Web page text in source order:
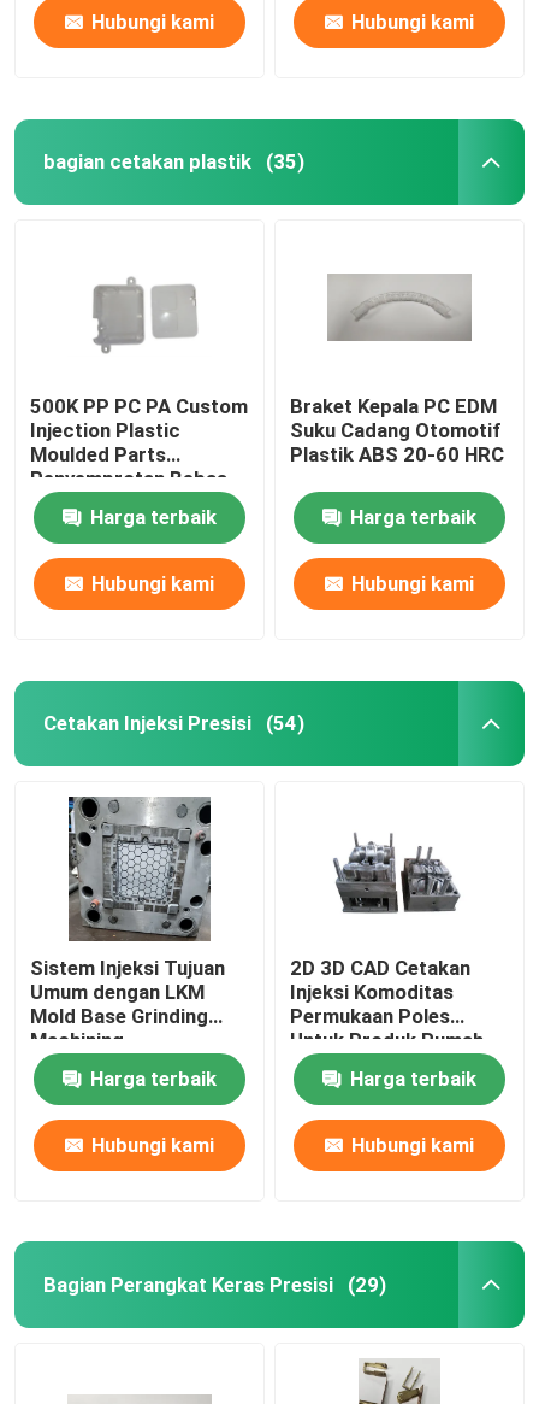
Hubungi kami Hubungi kami
bagian cetakan plastik (35)
500K PP PC PA Custom
Injection Plastic
Moulded Parts
Penyemprotan Bebas
Debu
Harga terbaik
Hubungi kami
Braket Kepala PC EDM
Suku Cadang Otomotif
Plastik ABS 20-60 HRC
Harga terbaik
Hubungi kami
Cetakan Injeksi Presisi (54)
Sistem Injeksi Tujuan
Umum dengan LKM
Mold Base Grinding
Machining
Harga terbaik
Hubungi kami
2D 3D CAD Cetakan
Injeksi Komoditas
Permukaan Poles
Untuk Produk Rumah
Tangga
Harga terbaik
Hubungi kami
Bagian Perangkat Keras Presisi (29)